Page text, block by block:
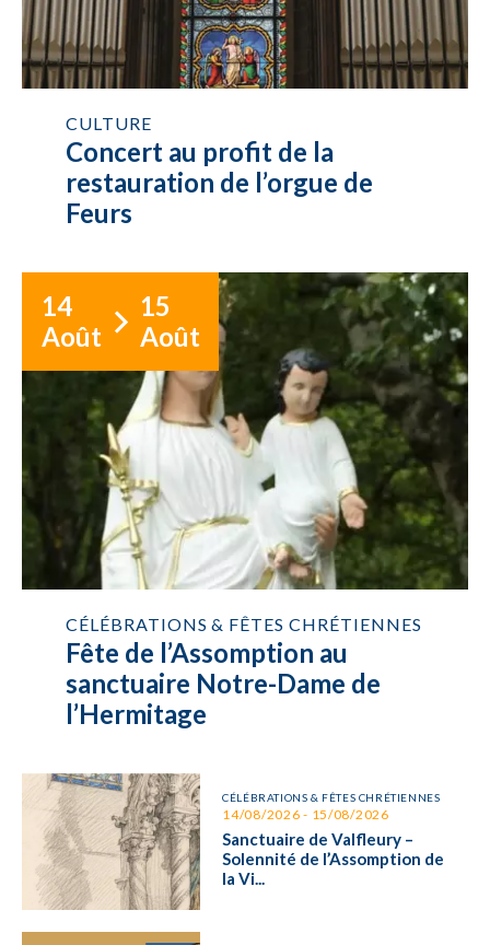
CULTURE
Concert au profit de la
restauration de l’orgue de
Feurs
14
Août
15
Août
CÉLÉBRATIONS & FÊTES CHRÉTIENNES
Fête de l’Assomption au
sanctuaire Notre-Dame de
l’Hermitage
CÉLÉBRATIONS & FÊTES CHRÉTIENNES
14/08/2026 - 15/08/2026
Sanctuaire de Valfleury –
Solennité de l’Assomption de
la Vi...